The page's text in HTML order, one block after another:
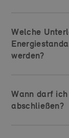
Welche
werden?
Wann darf
abschließen?